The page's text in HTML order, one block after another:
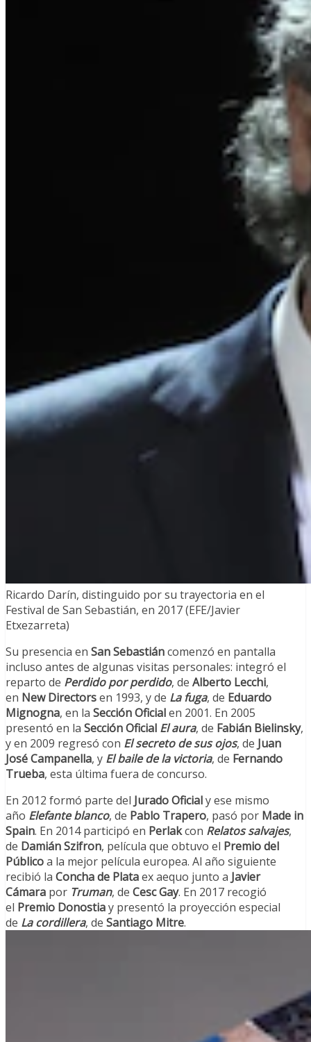
Ricardo Darín, distinguido por su trayectoria en el
Festival de San Sebastián, en 2017 (EFE/Javier
Etxezarreta)
Su presencia en San Sebastiáncomenzó en pantalla
incluso antes de algunas visitas personales: integró el
reparto de Perdido por perdido, de Alberto Lecchi,
en New Directorsen 1993, y de La fuga, de Eduardo
Mignogna, en la Sección Oficialen 2001. En 2005
presentó en la Sección Oficial El aura, de Fabián Bielinsky,
y en 2009 regresó con El secreto de sus ojos, de Juan
José Campanella, y El baile de la victoria, de Fernando
Trueba, esta última fuera de concurso.
En 2012 formó parte del Jurado Oficialy ese mismo
año Elefante blanco, de Pablo Trapero, pasó por Made in
Spain. En 2014 participó en Perlakcon Relatos salvajes,
de Damián Szifron, película que obtuvo el Premio del
Públicoa la mejor película europea. Al año siguiente
recibió la Concha de Plataex aequo junto a Javier
Cámara por Truman, de Cesc Gay. En 2017 recogió
el Premio Donostiay presentó la proyección especial
de La cordillera, de Santiago Mitre.